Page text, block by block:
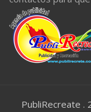
PubliRecreate .